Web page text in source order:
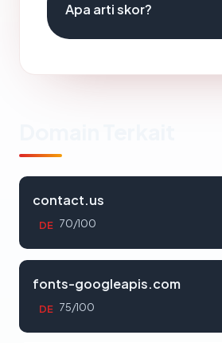
Apa arti skor?
contact.us
DE 70/100
fonts-googleapis.com
DE 75/100